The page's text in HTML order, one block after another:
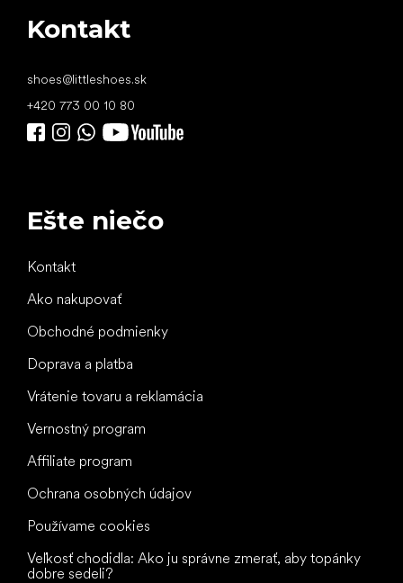
Kontakt
shoes@littleshoes.sk
+420 773 00 10 80
Ešte niečo
Kontakt
Ako nakupovať
Obchodné podmienky
Doprava a platba
Vrátenie tovaru a reklamácia
Vernostný program
Affiliate program
Ochrana osobných údajov
Používame cookies
Veľkosť chodidla: Ako ju správne zmerať, aby topánky
dobre sedeli?